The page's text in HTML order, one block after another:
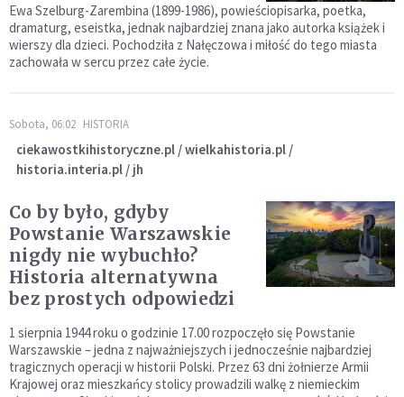
Ewa Szelburg-Zarembina (1899-1986), powieściopisarka, poetka,
dramaturg, eseistka, jednak najbardziej znana jako autorka książek i
wierszy dla dzieci. Pochodziła z Nałęczowa i miłość do tego miasta
zachowała w sercu przez całe życie.
Sobota, 06:02 HISTORIA
ciekawostkihistoryczne.pl / wielkahistoria.pl /
historia.interia.pl / jh
Co by było, gdyby
Powstanie Warszawskie
nigdy nie wybuchło?
Historia alternatywna
bez prostych odpowiedzi
1 sierpnia 1944 roku o godzinie 17.00 rozpoczęło się Powstanie
Warszawskie – jedna z najważniejszych i jednocześnie najbardziej
tragicznych operacji w historii Polski. Przez 63 dni żołnierze Armii
Krajowej oraz mieszkańcy stolicy prowadzili walkę z niemieckim